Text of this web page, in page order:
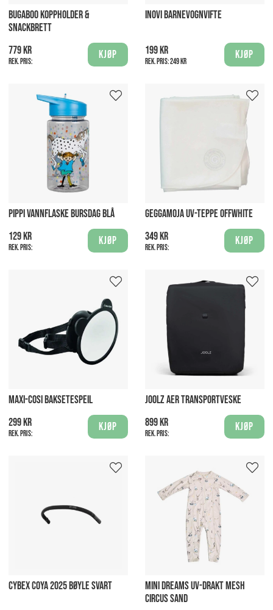
BUGABOO KOPPHOLDER &
SNACKBRETT
779 kr
Rek. pris:
Kjøp
INOVI BARNEVOGNVIFTE
199 kr
Rek. pris:249 kr
Kjøp
PIPPI VANNFLASKE BURSDAG BLÅ
129 kr
Rek. pris:
Kjøp
GEGGAMOJA UV-TEPPE OFFWHITE
349 kr
Rek. pris:
Kjøp
MAXI-COSI BAKSETESPEIL
299 kr
Rek. pris:
Kjøp
JOOLZ AER TRANSPORTVESKE
899 kr
Rek. pris:
Kjøp
CYBEX COYA 2025 BØYLE SVART
MINI DREAMS UV-DRAKT MESH
CIRCUS SAND